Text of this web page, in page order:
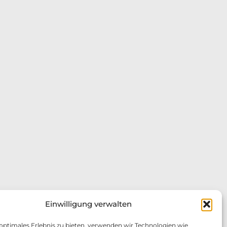
Einwilligung verwalten
Erlebnis zu bieten, verwenden wir Technologien wie